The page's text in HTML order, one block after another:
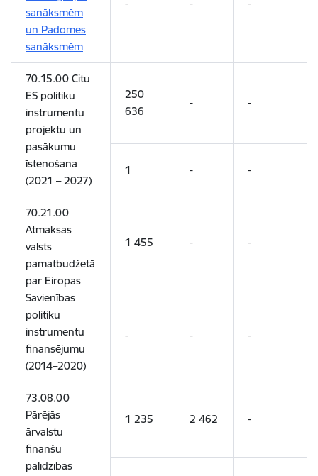
sanāksmēm
un Padomes
sanāksmēm
- - -
70.15.00 Citu
ES politiku
instrumentu
projektu un
pasākumu
īstenošana
(2021 – 2027)
250
636
- -
1 - -
70.21.00
Atmaksas
valsts
pamatbudžetā
par Eiropas
Savienības
politiku
instrumentu
finansējumu
(2014–2020)
1 455 - -
- - -
73.08.00
Pārējās
ārvalstu
finanšu
palīdzības
1 235 2 462 -